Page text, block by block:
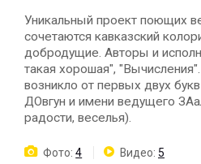
Уникальный проект поющих
сочетаются кавказский
добродущие. Авторы и
такая хорошая",
возникло от первых двух
ДОвгун и имени ведущего
радости, веселья).
Фото:4 Видео: 5